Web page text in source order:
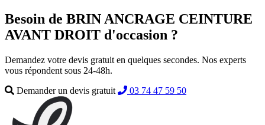
Besoin de BRIN ANCRAGE CEINTURE
AVANT DROIT d'occasion ?
Demandez votre devis gratuit en quelques secondes. Nos experts
vous répondent sous 24-48h.
Demander un devis gratuit
03 74 47 59 50